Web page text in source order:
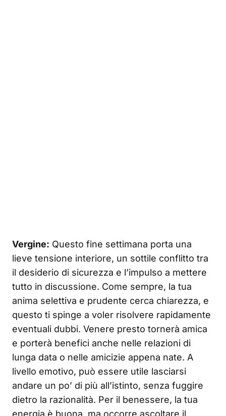
Vergine: Questo fine settimana porta una
lieve tensione interiore, un sottile conflitto tra
il desiderio di sicurezza e l’impulso a mettere
tutto in discussione. Come sempre, la tua
anima selettiva e prudente cerca chiarezza, e
questo ti spinge a voler risolvere rapidamente
eventuali dubbi. Venere presto tornerà amica
e porterà benefici anche nelle relazioni di
lunga data o nelle amicizie appena nate. A
livello emotivo, può essere utile lasciarsi
andare un po’ di più all’istinto, senza fuggire
dietro la razionalità. Per il benessere, la tua
energia è buona, ma occorre ascoltare il